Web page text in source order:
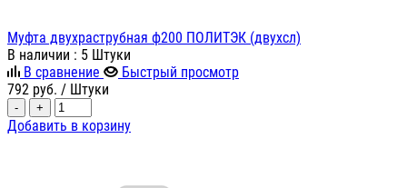
Муфта двухраструбная ф200 ПОЛИТЭК (двухсл)
В наличии : 5 Штуки
В сравнение
Быстрый просмотр
792 руб. / Штуки
- +
Добавить в корзину